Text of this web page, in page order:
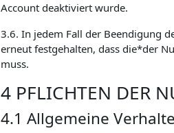
Account deaktiviert wurde.
3.6. In jedem Fall der Beendigung
erneut festgehalten, dass die*der
muss.
4 PFLICHTEN DER
4.1 Allgemeine